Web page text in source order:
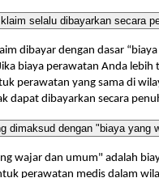
selalu dibayarkan secara
dibayar dengan dasar
biaya perawatan Anda lebih
perawatan yang sama di
dapat dibayarkan secara
dimaksud dengan "biaya yang
wajar dan umum" adalah
perawatan medis dalam